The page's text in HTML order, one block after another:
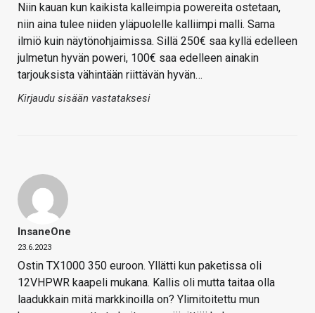
Niin kauan kun kaikista kalleimpia powereita ostetaan,
niin aina tulee niiden yläpuolelle kalliimpi malli. Sama
ilmiö kuin näytönohjaimissa. Sillä 250€ saa kyllä edelleen
julmetun hyvän poweri, 100€ saa edelleen ainakin
tarjouksista vähintään riittävän hyvän…
Kirjaudu sisään vastataksesi
InsaneOne
23.6.2023
Ostin TX1000 350 euroon. Yllätti kun paketissa oli
12VHPWR kaapeli mukana. Kallis oli mutta taitaa olla
laadukkain mitä markkinoilla on? Ylimitoitettu mun